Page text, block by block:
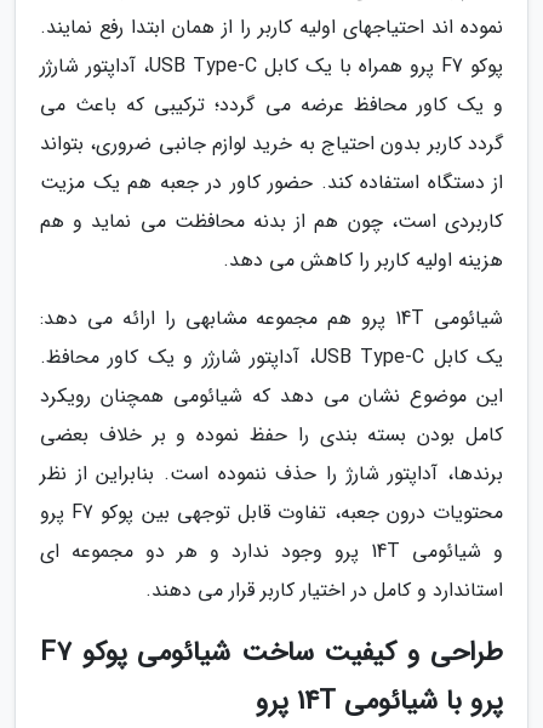
نموده اند احتیاجهای اولیه کاربر را از همان ابتدا رفع نمایند.
پوکو F7 پرو همراه با یک کابل USB Type-C، آداپتور شارژر
و یک کاور محافظ عرضه می گردد؛ ترکیبی که باعث می
گردد کاربر بدون احتیاج به خرید لوازم جانبی ضروری، بتواند
از دستگاه استفاده کند. حضور کاور در جعبه هم یک مزیت
کاربردی است، چون هم از بدنه محافظت می نماید و هم
هزینه اولیه کاربر را کاهش می دهد.
شیائومی 14T پرو هم مجموعه مشابهی را ارائه می دهد:
یک کابل USB Type-C، آداپتور شارژر و یک کاور محافظ.
این موضوع نشان می دهد که شیائومی همچنان رویکرد
کامل بودن بسته بندی را حفظ نموده و بر خلاف بعضی
برندها، آداپتور شارژ را حذف ننموده است. بنابراین از نظر
محتویات درون جعبه، تفاوت قابل توجهی بین پوکو F7 پرو
و شیائومی 14T پرو وجود ندارد و هر دو مجموعه ای
استاندارد و کامل در اختیار کاربر قرار می دهند.
طراحی و کیفیت ساخت شیائومی پوکو F7
پرو با شیائومی 14T پرو